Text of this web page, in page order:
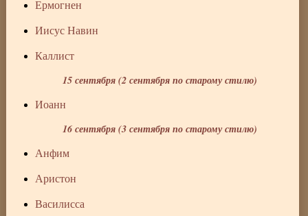
Ермогнен
Иисус Навин
Каллист
15 сентября (2 сентября по старому стилю)
Иоанн
16 сентября (3 сентября по старому стилю)
Анфим
Аристон
Василисса